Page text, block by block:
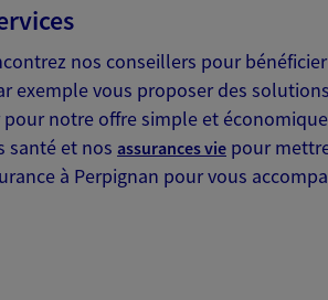
: 10053631
Et Bourrier
Général d'assurance exclusif AXA France
Bp 60502, 66000 Perpignan
nos conseillers pour
exemple vous proposer des
notre offre simple et
santé et nos assurances vie pour
à Perpignan pour vous